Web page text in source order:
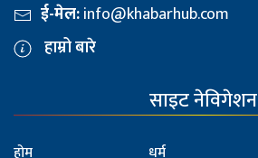
ई-मेल:info@khabarhub.com
हाम्रो बारे
साइट नेविगेशन